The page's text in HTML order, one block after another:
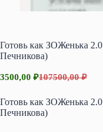
Готовь как ЗОЖенька
Печникова)
107500,00₽
Первоначальная
составляла
107500,00 ₽.
3500,00 ₽ Текущая
3500,00 ₽.
Готовь как ЗОЖенька
Печникова)